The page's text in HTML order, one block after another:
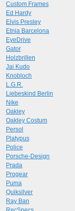
Custom Frames
Ed Hardy
Elvis Presley
Etnia Barcelona
EyeDrive
Gator
Holzbrillen
Jai Kudo
Knobloch
L.G.R.
Liebeskind Berlin
Nike
Oakley
Oakley Costum
Persol
Platypus
Police
Porsche-Design
Prada
Progear
Puma
Quiksilver
Ray Ban